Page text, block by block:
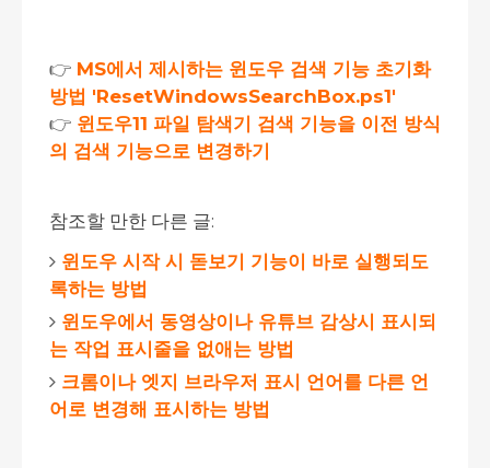
👉 MS에서 제시하는 윈도우 검색 기능 초기화
방법 'ResetWindowsSearchBox.ps1'
👉 윈도우11 파일 탐색기 검색 기능을 이전 방식
의 검색 기능으로 변경하기
참조할 만한 다른 글:
윈도우 시작 시 돋보기 기능이 바로 실행되도
록하는 방법
윈도우에서 동영상이나 유튜브 감상시 표시되
는 작업 표시줄을 없애는 방법
크롬이나 엣지 브라우저 표시 언어를 다른 언
어로 변경해 표시하는 방법